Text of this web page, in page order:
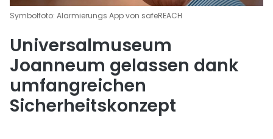
Symbolfoto: Alarmierungs App von safeREACH
Universalmuseum
Joanneum gelassen dank
umfangreichen
Sicherheitskonzept